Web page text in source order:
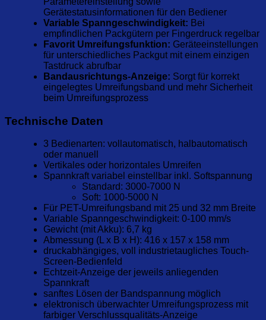
Gerätestatusinformationen für den Bediener
Variable Spanngeschwindigkeit: Bei
empfindlichen Packgütern per Fingerdruck regelbar
Favorit Umreifungsfunktion: Geräteeinstellungen
für unterschiedliches Packgut mit einem einzigen
Tastdruck abrufbar
Bandausrichtungs-Anzeige: Sorgt für korrekt
eingelegtes Umreifungsband und mehr Sicherheit
beim Umreifungsprozess
Technische Daten
3 Bedienarten: vollautomatisch, halbautomatisch
oder manuell
Vertikales oder horizontales Umreifen
Spannkraft variabel einstellbar inkl. Softspannung
Standard: 3000-7000 N
Soft: 1000-5000 N
Für PET-Umreifungsband mit 25 und 32 mm Breite
Variable Spanngeschwindigkeit: 0-100 mm/s
Gewicht (mit Akku): 6,7 kg
Abmessung (L x B x H): 416 x 157 x 158 mm
druckabhängiges, voll industrietaugliches Touch-
Screen-Bedienfeld
Echtzeit-Anzeige der jeweils anliegenden
Spannkraft
sanftes Lösen der Bandspannung möglich
elektronisch überwachter Umreifungsprozess mit
farbiger Verschlussqualitäts-Anzeige